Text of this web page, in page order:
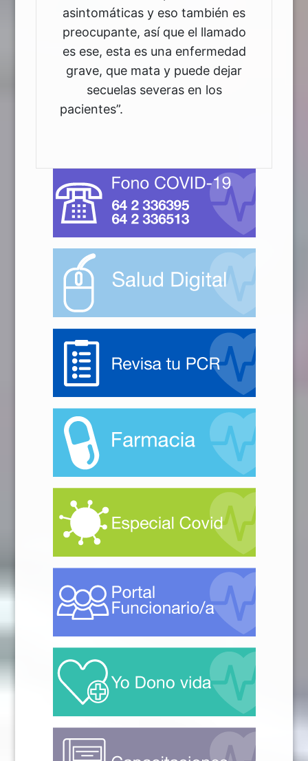
asintomáticas y eso también es
preocupante, así que el llamado
es ese, esta es una enfermedad
grave, que mata y puede dejar
secuelas severas en los